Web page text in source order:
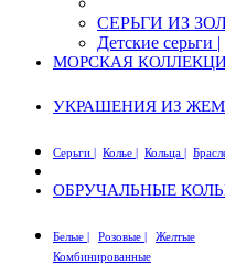
СЕРЬГИ ИЗ
Детские серьги |
МОРСКАЯ
УКРАШЕНИЯ ИЗ
Серьги | Колье | Кольца |
ОБРУЧАЛЬНЫЕ
Белые | Розовые |
Желтые
Комбинированные